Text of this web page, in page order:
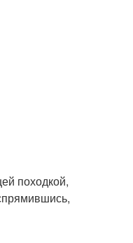
походкой,